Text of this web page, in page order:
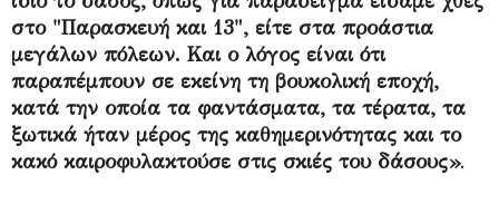
στο "Παρασκευή και 13", είτε στα προάστια
μεγάλων πόλεων. Και ο λόγος είναι ότι
παραπέμπουν σε εκείνη τη βουκολική εποχή,
κατά την οποία τα φαντάσματα, τα τέρατα, τα
ξωτικά ήταν μέρος της καθημερινότητας και το
κακό καιροφυλακτούσε στις σκιές του δάσους».